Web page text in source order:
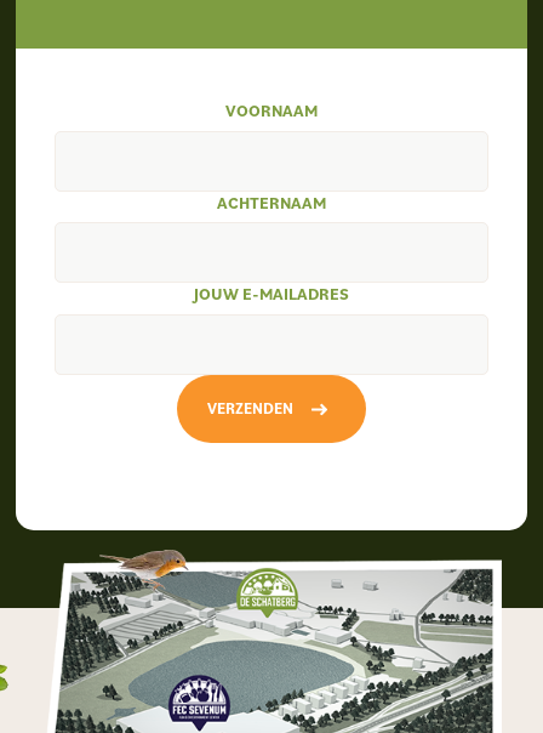
VOORNAAM
ACHTERNAAM
JOUW E-MAILADRES
VERZENDEN